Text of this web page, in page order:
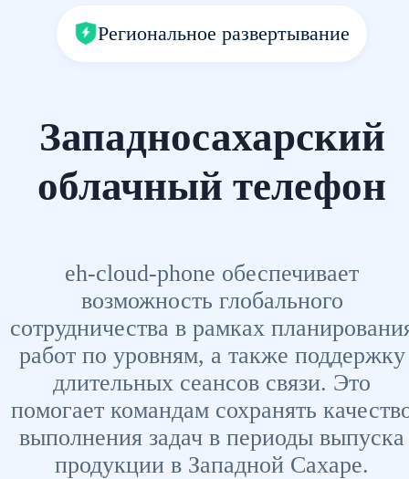
Региональное развертывание
Западносахарский
облачный телефон
eh-cloud-phone обеспечивает
возможность глобального
сотрудничества в рамках
работ по уровням, а также поддержку
длительных сеансов связи. Это
помогает командам сохранять
выполнения задач в периоды выпуска
продукции в Западной Сахаре.